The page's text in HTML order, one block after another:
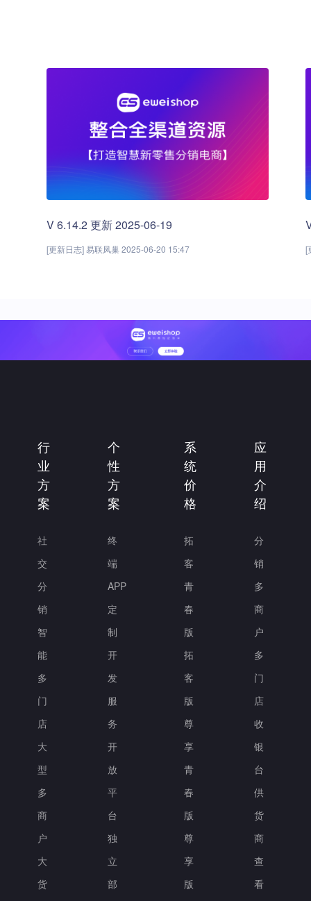
V 6.14.2 更新 2025-06-19
[更新日志] 易联凤巢 2025-06-20 15:47 [
行
业
方
案
社
交
分
销
智
能
多
门
店
大
型
多
商
户
大
货
个
性
方
案
终
端
APP
定
制
开
发
服
务
开
放
平
台
独
立
部
系
统
价
格
拓
客
青
春
版
拓
客
版
尊
享
青
春
版
尊
享
版
应
用
介
绍
分
销
多
商
户
多
门
店
收
银
台
供
货
商
查
看